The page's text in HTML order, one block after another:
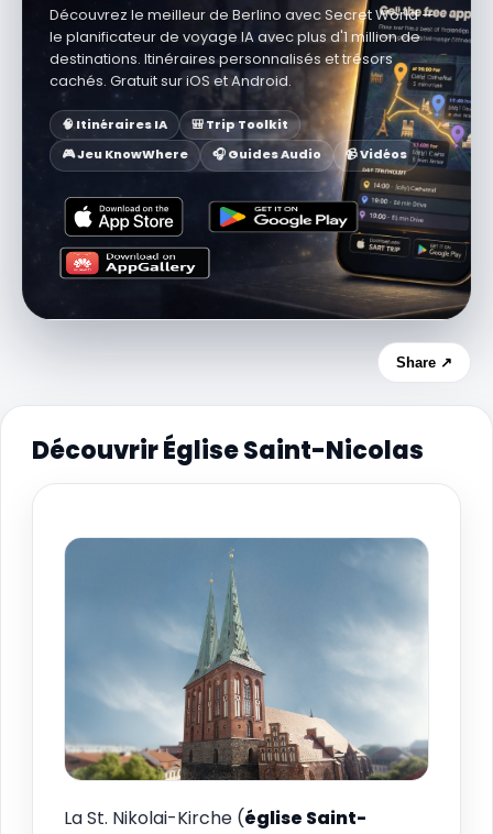
Découvrez le meilleur de Berlino avec Secret World —
le planificateur de voyage IA avec plus d'1 million de
destinations. Itinéraires personnalisés et trésors
cachés. Gratuit sur iOS et Android.
🧠 Itinéraires IA
🎒 Trip Toolkit
🎮 Jeu KnowWhere
🎧 Guides Audio 📹 Vidéos
Share ↗
Découvrir Église Saint-Nicolas
La St. Nikolai-Kirche (église Saint-